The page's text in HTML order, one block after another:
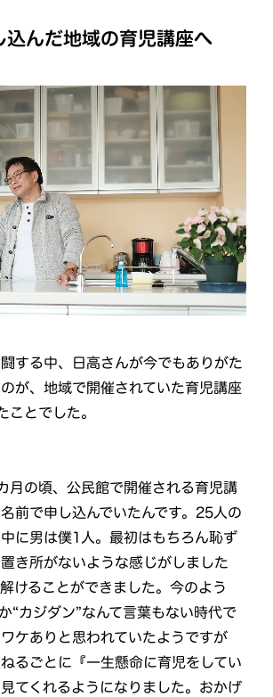
込んだ地域の育児講座へ
する中、日高さんが今でもありがた
が、地域で開催されていた育児講座
ことでした。
月の頃、公民館で開催される育児講
前で申し込んでいたんです。25人の
に男は僕1人。最初はもちろん恥ず
き所がないような感じがしました
けることができました。今のよう
“カジダン”なんて言葉もない時代で
ケありと思われていたようですが
ねるごとに『一生懸命に育児をしてい
てくれるようになりました。おかげ